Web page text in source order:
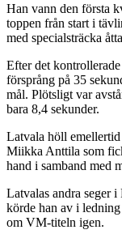
Han vann den första
toppen från start i
med specialsträcka
Efter det
försprång på 35
mål. Plötsligt var
bara 8,4 sekunder.
Latvala höll
Miikka Anttila som
hand i samband med
Latvalas andra seger
körde han av i
om VM-titeln igen.